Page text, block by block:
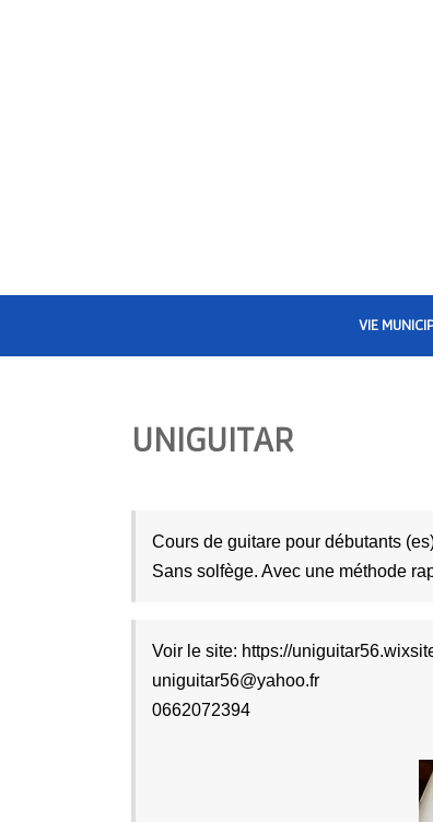
VIE
UNIGUITAR
Sans solfège. Avec une méthode
Voir le site: https://
uniguitar56@yahoo.fr
0662072394